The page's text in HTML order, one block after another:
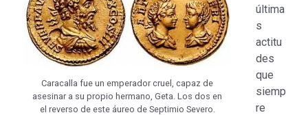
Caracalla fue un emperador cruel, capaz de
asesinar a su propio hermano, Geta. Los dos en
el reverso de este áureo de Septimio Severo.
última
s
actitu
des
que
siemp
re